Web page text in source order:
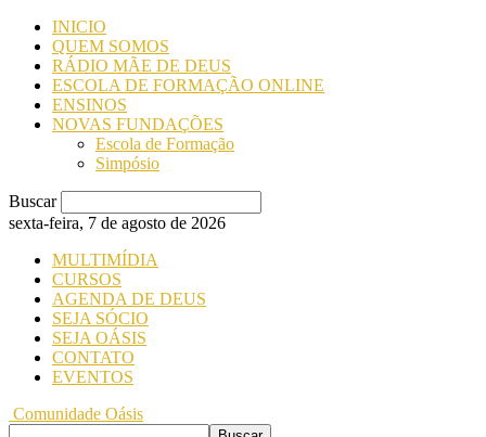
INICIO
QUEM SOMOS
RÁDIO MÃE DE DEUS
ESCOLA DE FORMAÇÃO ONLINE
ENSINOS
NOVAS FUNDAÇÕES
Escola de Formação
Simpósio
Buscar
sexta-feira, 7 de agosto de 2026
MULTIMÍDIA
CURSOS
AGENDA DE DEUS
SEJA SÓCIO
SEJA OÁSIS
CONTATO
EVENTOS
Comunidade Oásis